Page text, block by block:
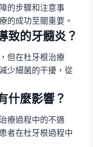
的步驟和注意事
的成功至關重要。
致的牙髓炎？
但在杜牙根治療
少細菌的干擾，從
什麼影響？
療過程中的不適
者在杜牙根過程中